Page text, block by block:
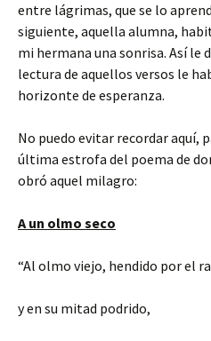
entre lágrimas, que se lo
siguiente, aquella alumna,
mi hermana una sonrisa. Así le
lectura de aquellos versos le
horizonte de esperanza.
No puedo evitar recordar aquí,
última estrofa del poema de
obró aquel milagro:
A un olmo seco
“Al olmo viejo, hendido por el
y en su mitad podrido,